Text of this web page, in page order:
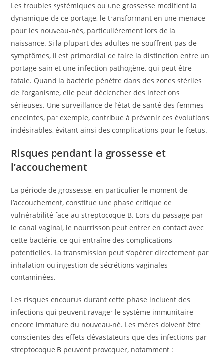
Les troubles systémiques ou une grossesse modifient la
dynamique de ce portage, le transformant en une menace
pour les nouveau-nés, particulièrement lors de la
naissance. Si la plupart des adultes ne souffrent pas de
symptômes, il est primordial de faire la distinction entre un
portage sain et une infection pathogène, qui peut être
fatale. Quand la bactérie pénètre dans des zones stériles
de l’organisme, elle peut déclencher des infections
sérieuses. Une surveillance de l’état de santé des femmes
enceintes, par exemple, contribue à prévenir ces évolutions
indésirables, évitant ainsi des complications pour le fœtus.
Risques pendant la grossesse et
l’accouchement
La période de grossesse, en particulier le moment de
l’accouchement, constitue une phase critique de
vulnérabilité face au streptocoque B. Lors du passage par
le canal vaginal, le nourrisson peut entrer en contact avec
cette bactérie, ce qui entraîne des complications
potentielles. La transmission peut s’opérer directement par
inhalation ou ingestion de sécrétions vaginales
contaminées.
Les risques encourus durant cette phase incluent des
infections qui peuvent ravager le système immunitaire
encore immature du nouveau-né. Les mères doivent être
conscientes des effets dévastateurs que des infections par
streptocoque B peuvent provoquer, notamment :